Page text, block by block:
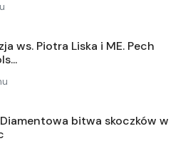
ws. Piotra Liska i ME. Pech
bitwa skoczków w